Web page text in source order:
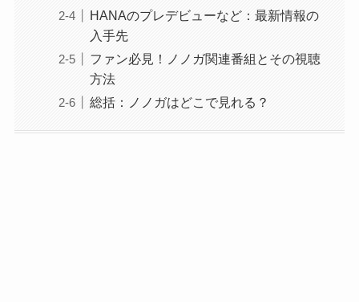
HANAのプレデビューなど：最新情報の
入手先
ファン必見！ノノガ関連番組とその視聴
方法
総括：ノノガはどこで見れる？